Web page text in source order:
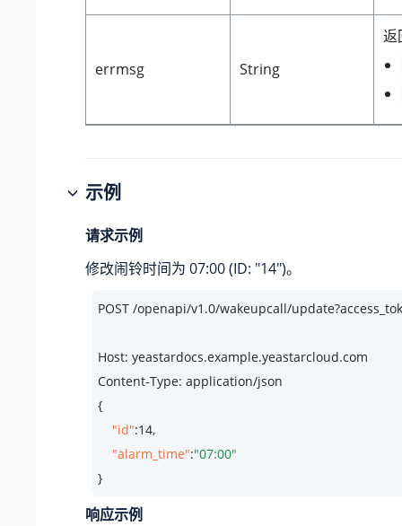
errmsg String
返
示例
请求示例
修改闹铃时间为 07:00 (ID: "14")。
POST /openapi/v1.0/wakeupcall/
Host: yeastardocs.example.yeastarcloud.com
Content-Type: application/json
{
"id":14,
"alarm_time":"07:00"
}
响应示例